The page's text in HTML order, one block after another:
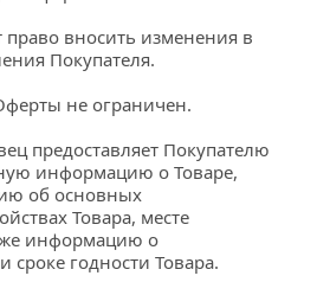
вносить изменения в
Покупателя.
не ограничен.
предоставляет Покупателю
информацию о Товаре,
об основных
Товара, месте
информацию о
сроке годности Товара.